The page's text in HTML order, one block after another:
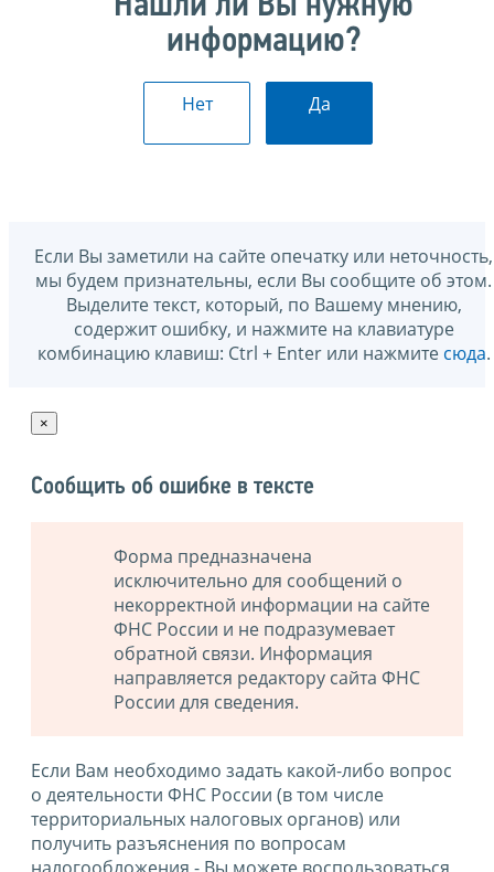
информацию?
Нет Да
Если Вы заметили на сайте опечатку или неточность,
мы будем признательны, если Вы сообщите об этом.
Выделите текст, который, по Вашему мнению,
содержит ошибку, и нажмите на клавиатуре
комбинацию клавиш: Ctrl + Enter или нажмите сюда.
×
Сообщить об ошибке в тексте
Форма предназначена
исключительно для сообщений о
некорректной информации на сайте
ФНС России и не подразумевает
обратной связи. Информация
направляется редактору сайта ФНС
России для сведения.
Если Вам необходимо задать какой-либо вопрос
о деятельности ФНС России (в том числе
территориальных налоговых органов) или
получить разъяснения по вопросам